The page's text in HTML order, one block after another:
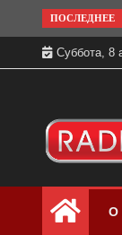
to
content
ПОСЛЕДНЕЕ
Суббота, 8
Петербург
О